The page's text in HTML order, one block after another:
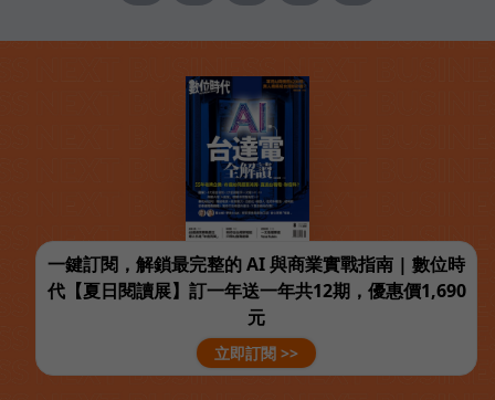
一鍵訂閱，解鎖最完整的 AI 與商業實戰指南 | 數位時
代【夏日閱讀展】訂一年送一年共12期，優惠價1,690
元
立即訂閱 >>